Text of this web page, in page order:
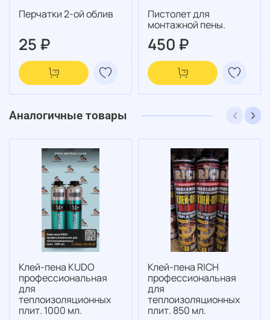
Перчатки 2-ой облив
25 ₽
Пистолет для
монтажной пены.
450 ₽
Аналогичные товары
Клей-пена KUDO
профессиональная
для
теплоизоляционных
плит. 1000 мл.
Клей-пена RICH
профессиональная
для
теплоизоляционных
плит. 850 мл.